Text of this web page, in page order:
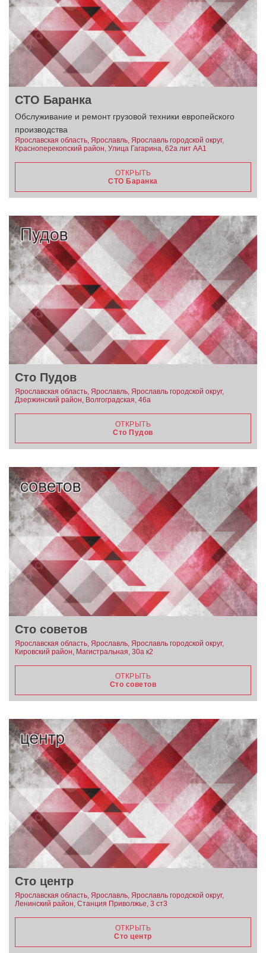
СТО Баранка
Обслуживание и ремонт грузовой техники европейского
производства
Ярославская область, Ярославль, Ярославль городской округ,
Красноперекопский район, Улица Гагарина, 62а лит АА1
ОТКРЫТЬ
СТО Баранка
Сто Пудов
Ярославская область, Ярославль, Ярославль городской округ,
Дзержинский район, Волгоградская, 46а
ОТКРЫТЬ
Сто Пудов
Сто советов
Ярославская область, Ярославль, Ярославль городской округ,
Кировский район, Магистральная, 30а к2
ОТКРЫТЬ
Сто советов
Сто центр
Ярославская область, Ярославль, Ярославль городской округ,
Ленинский район, Станция Приволжье, 3 ст3
ОТКРЫТЬ
Сто центр